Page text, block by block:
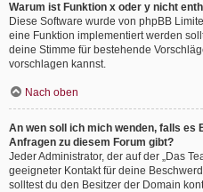
Warum ist Funktion x oder y nicht
Diese Software wurde von phpBB
eine Funktion implementiert werden
deine Stimme für bestehende
vorschlagen kannst.
Nach oben
An wen soll ich mich wenden, falls
Anfragen zu diesem Forum gibt?
Jeder Administrator, der auf der „Das
geeigneter Kontakt für deine
solltest du den Besitzer der Domain